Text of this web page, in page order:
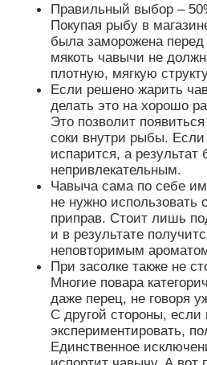
Правильный выбор –
Покупая рыбу в
была заморожена перед
мякоть чавычи не
плотную, мягкую
Если решено жарить
делать это на хорошо
Это позволит
соки внутри рыбы.
испарится, а
непривлекательным.
Чавыча сама по себе
не нужно использовать
приправ. Стоит лишь
и в результате
неповторимым
При засолке также не
Многие повара
даже перец, не говоря
С другой стороны,
экспериментировать,
Единственное